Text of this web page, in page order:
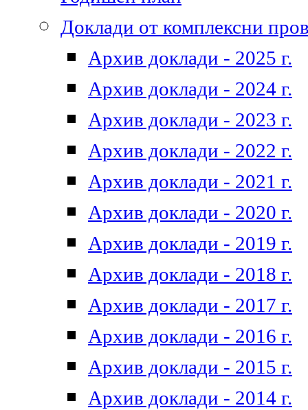
Доклади от комплексни
Архив доклади - 2025 г.
Архив доклади - 2024 г.
Архив доклади - 2023 г.
Архив доклади - 2022 г.
Архив доклади - 2021 г.
Архив доклади - 2020 г.
Архив доклади - 2019 г.
Архив доклади - 2018 г.
Архив доклади - 2017 г.
Архив доклади - 2016 г.
Архив доклади - 2015 г.
Архив доклади - 2014 г.